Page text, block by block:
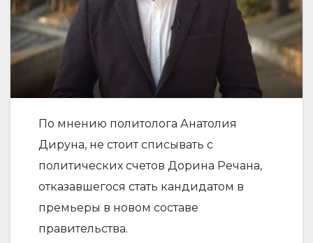
По мнению политолога Анатолия
Дируна, не стоит списывать с
политических счетов Дорина Речана,
отказавшегося стать кандидатом в
премьеры в новом составе
правительства.